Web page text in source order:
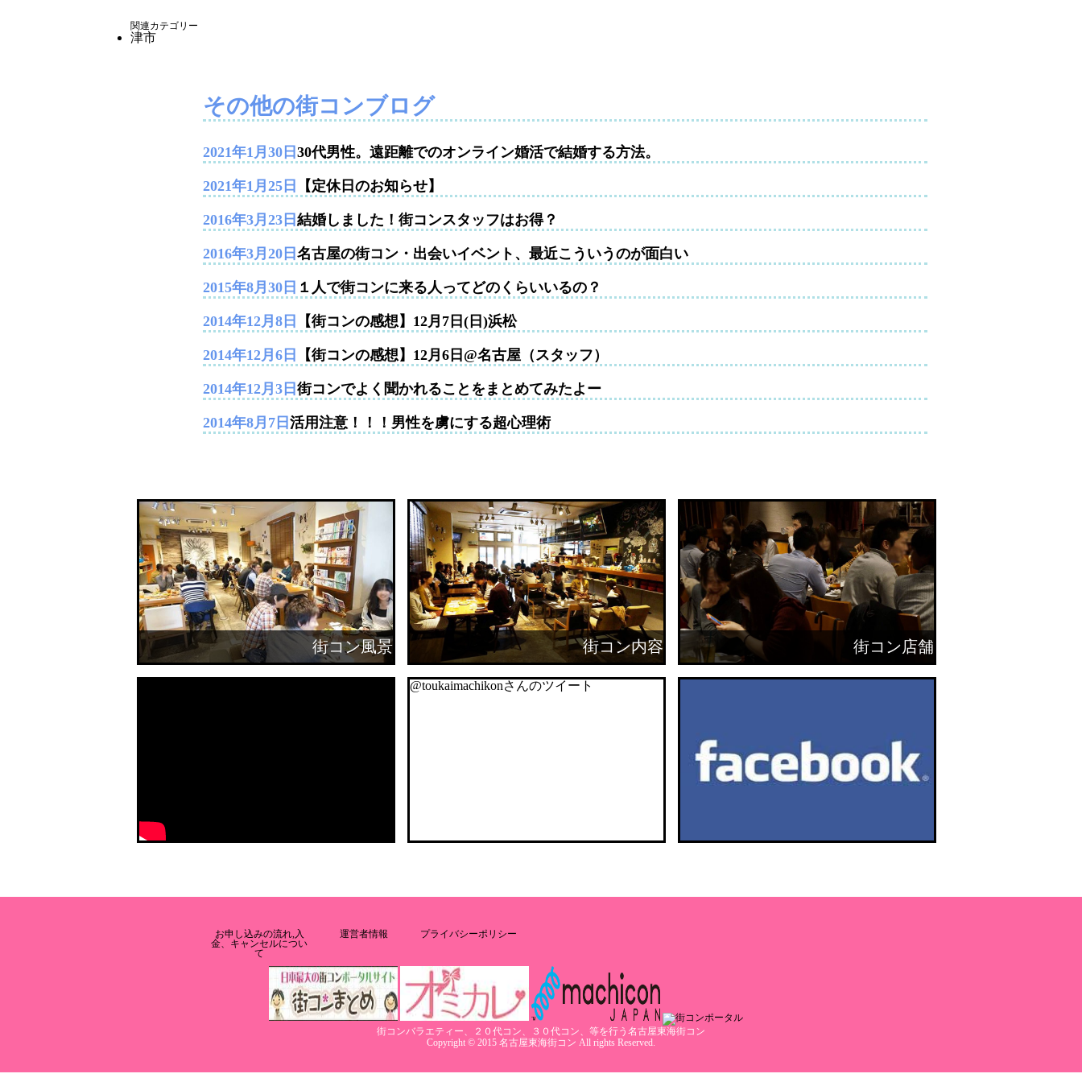
関連カテゴリー
津市
その他の街コンブログ
2021年1月30日 30代男性。遠距離でのオンライン婚活で結婚する方法。
2021年1月25日 【定休日のお知らせ】
2016年3月23日 結婚しました！街コンスタッフはお得？
2016年3月20日 名古屋の街コン・出会いイベント、最近こういうのが面白い
2015年8月30日 １人で街コンに来る人ってどのくらいいるの？
2014年12月8日 【街コンの感想】12月7日(日)浜松
2014年12月6日 【街コンの感想】12月6日@名古屋（スタッフ）
2014年12月3日 街コンでよく聞かれることをまとめてみたよー
2014年8月7日 活用注意！！！男性を虜にする超心理術
街コン風景 街コン内容 街コン店舗
@toukaimachikonさんのツイート
お申し込みの流れ,入
金、キャンセルについ
て
運営者情報 プライバシーポリシー
街コンバラエティー、２０代コン、３０代コン、等を行う名古屋東海街コン
Copyright © 2015 名古屋東海街コン All rights Reserved.